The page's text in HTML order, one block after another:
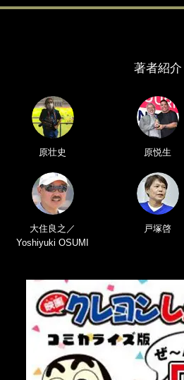
著者紹介
原壮史 原悦生
大住良之／
Yoshiyuki OSUMI
戸塚啓